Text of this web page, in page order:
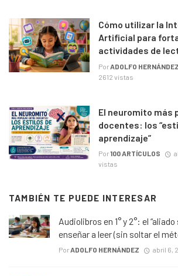
Cómo utilizar la
Artificial para
actividades de
Por ADOLFO HERNÁNDEZ
2612 vistas
El neuromito más
docentes: los
aprendizaje”
Por100 ARTÍCULOS
vistas
TAMBIÉN TE PUEDE INTERESAR
Audiolibros en 1° y 2°: el
enseñar a leer (sin soltar el
PorADOLFO HERNÁNDEZ abril 6,